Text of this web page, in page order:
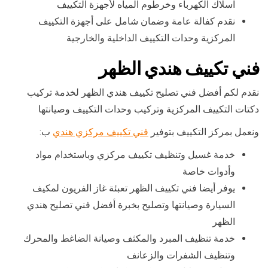
اسلاك الكهرباء وخرطوم المياه لأجهزة التكييف
نقدم كفالة عامة وضمان شامل على أجهزة التكييف
المركزية وحدات التكييف الداخلية والخارجية
فني تكييف هندي الظهر
نقدم لكم أفضل فني تصليح تكييف هندي الظهر لخدمة تركيب
دكتات التكييف المركزية وتركيب وحدات التكييف وصيانتها
ونعمل بمركز التكييف بتوفير فني تكييف مركزي هندي ب:
خدمة غسيل وتنظيف تكييف مركزي وباستخدام مواد
وأدوات خاصة
يوفر أيضا فني تكييف الظهر تعبئة غاز الفريون لمكيف
السيارة وصيانتها وتصليح بخبرة أفضل فني تصليح هندي
الظهر
خدمة تنظيف المبرد والمكثف وصيانة الضاغط والمحرك
وتنظيف الشفرات والزعانف